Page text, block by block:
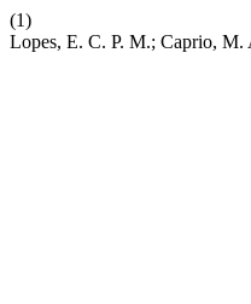
(1)
Lopes, E. C. P. M.; Caprio,